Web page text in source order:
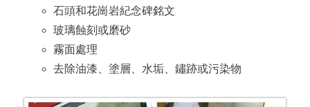
石頭和花崗岩紀念碑銘文
玻璃蝕刻或磨砂
霧面處理
去除油漆、塗層、水垢、鏽跡或污染物